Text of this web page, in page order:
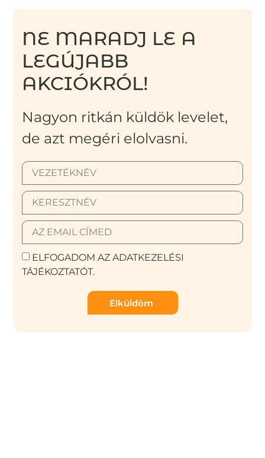
NE MARADJ LE A
LEGÚJABB
AKCIÓKRÓL!
Nagyon ritkán küldök levelet,
de azt megéri elolvasni.
ELFOGADOM AZ ADATKEZELÉSI
TÁJÉKOZTATÓT.
Elküldöm